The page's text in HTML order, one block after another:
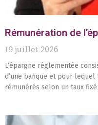
Rémunération de
19 juillet 2026
L’épargne réglementée
d’une banque et pour
rémunérés selon un taux